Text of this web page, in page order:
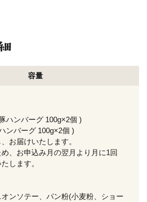
容量
ハンバーグ 100g×2個 )
ンバーグ 100g×2個 )
お届けいたします。
、お申込み月の翌月より月に1回
します。
ンソテー、パン粉(小麦粉、ショー